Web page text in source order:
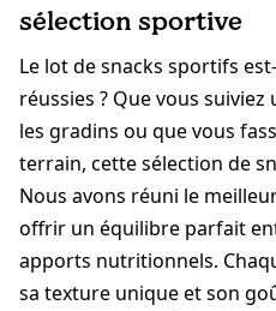
sélection sportive
Le lot de snacks sportifs
réussies ? Que vous
les gradins ou que vous
terrain, cette sélection de
Nous avons réuni le
offrir un équilibre parfait
apports nutritionnels.
sa texture unique et son